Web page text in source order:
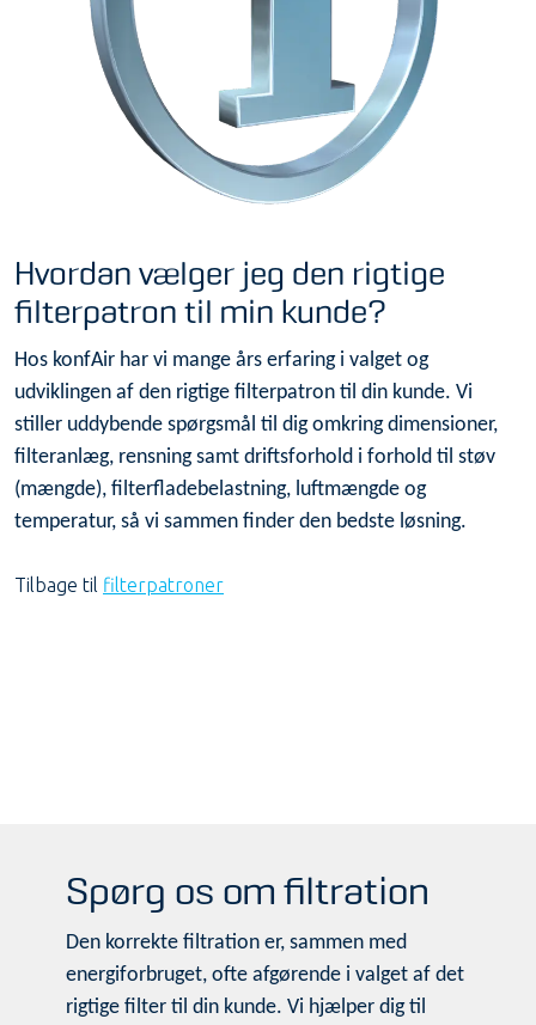
Hvordan vælger jeg den rigtige
filterpatron til min kunde?
Hos konfAir har vi mange års erfaring i valget og
udviklingen af den rigtige filterpatron til din kunde. Vi
stiller uddybende spørgsmål til dig omkring dimensioner,
filteranlæg, rensning samt driftsforhold i forhold til støv
(mængde), filterfladebelastning, luftmængde og
temperatur, så vi sammen finder den bedste løsning.
Tilbage til filterpatroner
Spørg os om filtration
Den korrekte filtration er, sammen med
energiforbruget, ofte afgørende i valget af det
rigtige filter til din kunde. Vi hjælper dig til